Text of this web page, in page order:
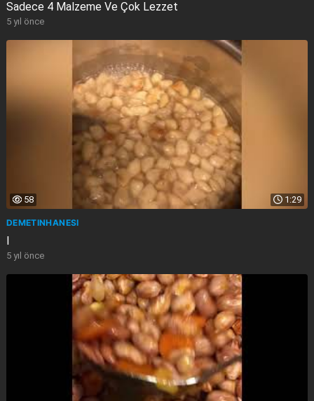
Sadece 4 Malzeme Ve Çok Lezzet
5 yıl önce
1:29
58
DEMETINHANESI
5 yıl önce